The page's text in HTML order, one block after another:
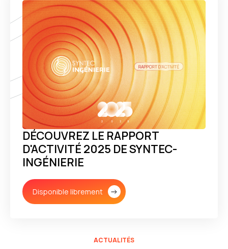
DÉCOUVREZ LE RAPPORT
D'ACTIVITÉ 2025 DE SYNTEC-
INGÉNIERIE
Disponible librement
ACTUALITÉS